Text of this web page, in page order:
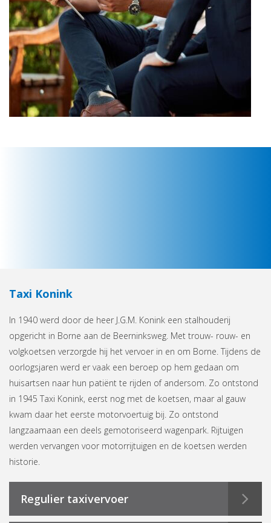
Taxi Konink
In 1940 werd door de heer J.G.M. Konink een stalhouderij
opgericht in Borne aan de Beerninksweg. Met trouw- rouw- en
volgkoetsen verzorgde hij het vervoer in en om Borne. Tijdens de
oorlogsjaren werd er vaak een beroep op hem gedaan om
huisartsen naar hun patiënt te rijden of andersom. Zo ontstond
in 1945 Taxi Konink, eerst nog met de koetsen, maar al gauw
kwam daar het eerste motorvoertuig bij. Zo ontstond
langzaamaan een deels gemotoriseerd wagenpark. Rijtuigen
werden vervangen voor motorrijtuigen en de koetsen werden
historie.
Regulier taxivervoer